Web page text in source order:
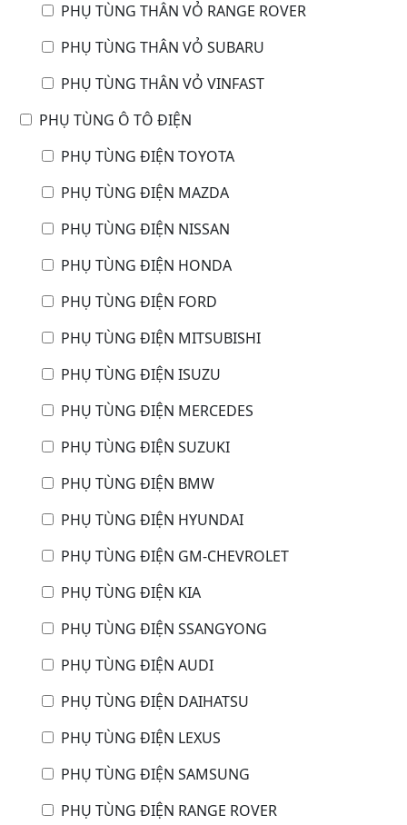
PHỤ TÙNG THÂN VỎ RANGE ROVER
PHỤ TÙNG THÂN VỎ SUBARU
PHỤ TÙNG THÂN VỎ VINFAST
PHỤ TÙNG Ô TÔ ĐIỆN
PHỤ TÙNG ĐIỆN TOYOTA
PHỤ TÙNG ĐIỆN MAZDA
PHỤ TÙNG ĐIỆN NISSAN
PHỤ TÙNG ĐIỆN HONDA
PHỤ TÙNG ĐIỆN FORD
PHỤ TÙNG ĐIỆN MITSUBISHI
PHỤ TÙNG ĐIỆN ISUZU
PHỤ TÙNG ĐIỆN MERCEDES
PHỤ TÙNG ĐIỆN SUZUKI
PHỤ TÙNG ĐIỆN BMW
PHỤ TÙNG ĐIỆN HYUNDAI
PHỤ TÙNG ĐIỆN GM-CHEVROLET
PHỤ TÙNG ĐIỆN KIA
PHỤ TÙNG ĐIỆN SSANGYONG
PHỤ TÙNG ĐIỆN AUDI
PHỤ TÙNG ĐIỆN DAIHATSU
PHỤ TÙNG ĐIỆN LEXUS
PHỤ TÙNG ĐIỆN SAMSUNG
PHỤ TÙNG ĐIỆN RANGE ROVER